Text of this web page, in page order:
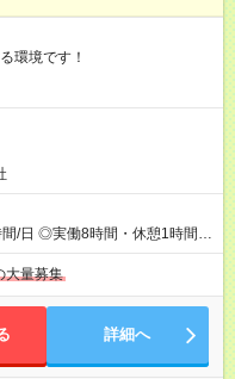
環境です！
/日 ◎実働8時間・休憩1時間 ◎
大量募集
詳細へ